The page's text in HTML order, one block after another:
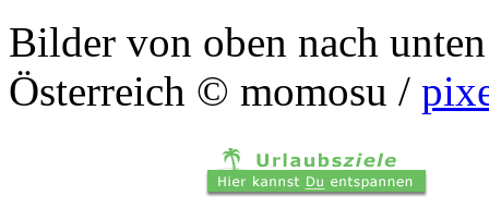
Bilder von oben nach
Österreich © momosu /